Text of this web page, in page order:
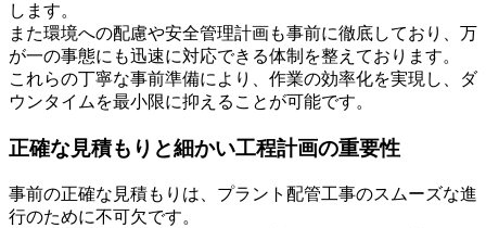
します。
また環境への配慮や安全管理計画も事前に徹底しており、万
が一の事態にも迅速に対応できる体制を整えております。
これらの丁寧な事前準備により、作業の効率化を実現し、ダ
ウンタイムを最小限に抑えることが可能です。
正確な見積もりと細かい工程計画の重要性
事前の正確な見積もりは、プラント配管工事のスムーズな進
行のために不可欠です。